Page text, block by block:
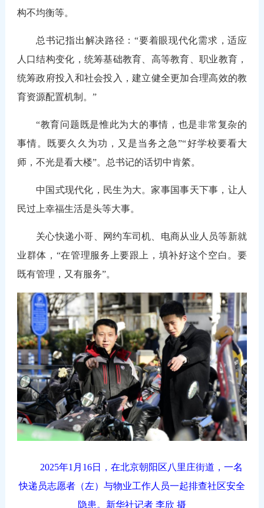
构不均衡等。
总书记指出解决路径：“要着眼现代化需求，适应
人口结构变化，统筹基础教育、高等教育、职业教育，
统筹政府投入和社会投入，建立健全更加合理高效的教
育资源配置机制。”
“教育问题既是惟此为大的事情，也是非常复杂的
事情。既要久久为功，又是当务之急”“好学校要看大
师，不光是看大楼”。总书记的话切中肯綮。
中国式现代化，民生为大。家事国事天下事，让人
民过上幸福生活是头等大事。
关心快递小哥、网约车司机、电商从业人员等新就
业群体，“在管理服务上要跟上，填补好这个空白。要
既有管理，又有服务”。
2025年1月16日，在北京朝阳区八里庄街道，一名
快递员志愿者（左）与物业工作人员一起排查社区安全
隐患。新华社记者 李欣 摄